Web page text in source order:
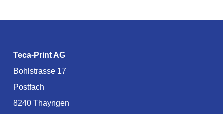
Teca-Print AG
Bohlstrasse 17
Postfach
8240 Thayngen